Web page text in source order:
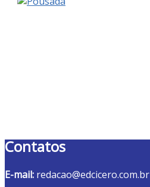
Contatos
E-mail: redacao@edcicero.com.br